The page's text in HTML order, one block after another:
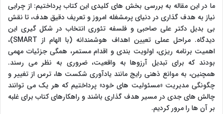
ما در این مقاله به بررسی بخش های کلیدی این کتاب پرداختیم: از چرایی
نیاز به هدف گذاری در دنیای پرمشغله امروز و تعریف دقیق هدف، تا نقش
بی بدیل دکتر علی صاحبی و فلسفه تئوری انتخاب در شکل گیری این
دیدگاه. مراحل عملی تعیین اهداف هوشمندانه (با الهام از SMART)،
اهمیت برنامه ریزی، اولویت بندی و اقدام مستمر، همگی جزئیات مهمی
بودند که برای تبدیل آرزوها به واقعیت، ضروری به نظر می رسند.
همچنین، به موانع ذهنی رایج مانند یادآوری شکست ها، ترس از تغییر و
چگونگی مدیریت «مسئولیت های خود» پرداختیم که هر یک می توانند
چالش های جدی در مسیر هدف گذاری باشند و راهکارهای کتاب برای غلبه
بر آن ها را مرور کردیم.